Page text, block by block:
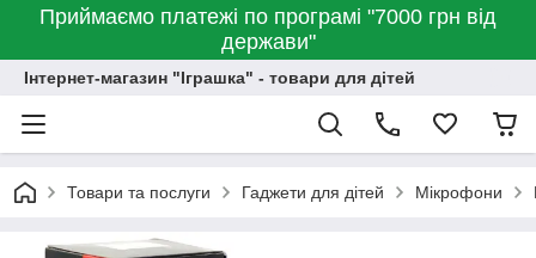
Приймаємо платежі по програмі "7000 грн від
держави"
Інтернет-магазин "Іграшка" - товари для дітей
Товари та послуги Гаджети для дітей Мікрофони